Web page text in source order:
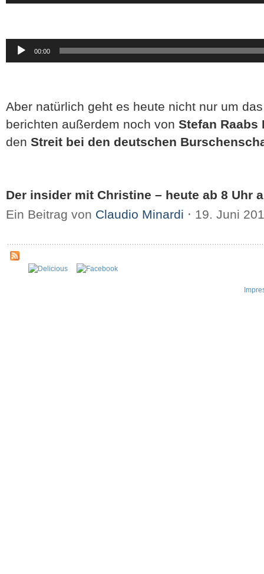
Audio-
Player
00:00
Aber natürlich geht es heute nicht nur um
berichten außerdem noch von Stefan Raabs
den Streit bei den deutschen
Der insider mit Christine – heute ab 8 Uhr
Ein Beitrag von Claudio Minardi ⋅ 19. Juni